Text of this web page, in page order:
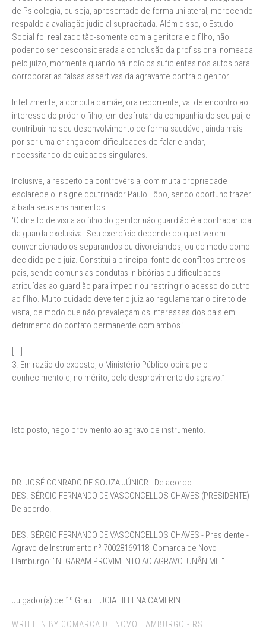
de Psicologia, ou seja, apresentado de forma unilateral, merecendo
respaldo a avaliação judicial supracitada. Além disso, o Estudo
Social foi realizado tão-somente com a genitora e o filho, não
podendo ser desconsiderada a conclusão da profissional nomeada
pelo juízo, mormente quando há indícios suficientes nos autos para
corroborar as falsas assertivas da agravante contra o genitor.
Infelizmente, a conduta da mãe, ora recorrente, vai de encontro ao
interesse do próprio filho, em desfrutar da companhia do seu pai, e
contribuir no seu desenvolvimento de forma saudável, ainda mais
por ser uma criança com dificuldades de falar e andar,
necessitando de cuidados singulares.
Inclusive, a respeito da controvérsia, com muita propriedade
esclarece o insigne doutrinador Paulo Lôbo, sendo oportuno trazer
à baila seus ensinamentos:
‘O direito de visita ao filho do genitor não guardião é a contrapartida
da guarda exclusiva. Seu exercício depende do que tiverem
convencionado os separandos ou divorciandos, ou do modo como
decidido pelo juiz. Constitui a principal fonte de conflitos entre os
pais, sendo comuns as condutas inibitórias ou dificuldades
atribuídas ao guardião para impedir ou restringir o acesso do outro
ao filho. Muito cuidado deve ter o juiz ao regulamentar o direito de
visita, de modo que não prevaleçam os interesses dos pais em
detrimento do contato permanente com ambos.’
[...]
3. Em razão do exposto, o Ministério Público opina pelo
conhecimento e, no mérito, pelo desprovimento do agravo.”
Isto posto, nego provimento ao agravo de instrumento.
DR. JOSÉ CONRADO DE SOUZA JÚNIOR - De acordo.
DES. SÉRGIO FERNANDO DE VASCONCELLOS CHAVES (PRESIDENTE) -
De acordo.
DES. SÉRGIO FERNANDO DE VASCONCELLOS CHAVES - Presidente -
Agravo de Instrumento nº 70028169118, Comarca de Novo
Hamburgo: "NEGARAM PROVIMENTO AO AGRAVO. UNÂNIME."
Julgador(a) de 1º Grau: LUCIA HELENA CAMERIN
WRITTEN BY COMARCA DE NOVO HAMBURGO - RS.